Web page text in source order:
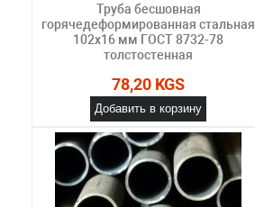
Труба бесшовная
горячедеформированная стальная
102х16 мм ГОСТ 8732-78
толстостенная
78,20 KGS
Добавить в корзину